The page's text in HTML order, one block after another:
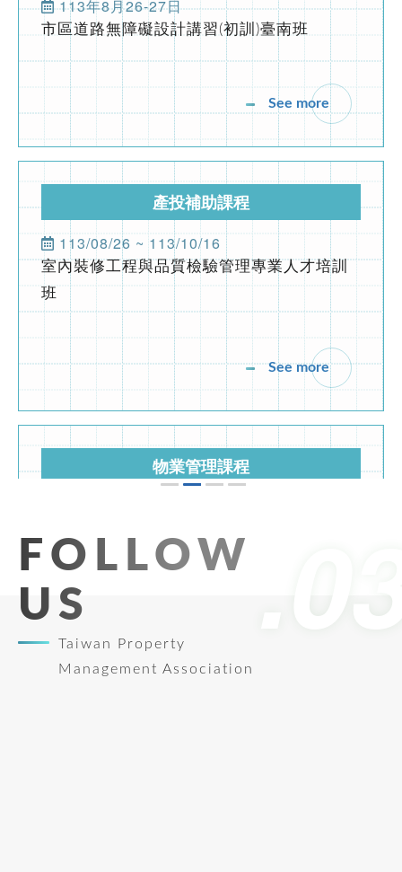
室內裝修工程與品質檢驗管理專業人才培訓
班
See more
物業管理課程
113年9月9~12日
113/9/9~12公寓大廈事務管理人員培訓講習
(高雄班)
See more
物業管理課程
113年9月公寓大廈事務管理人員培訓講習(台
南班)
FOLLOW
US
Taiwan Property
Management Association